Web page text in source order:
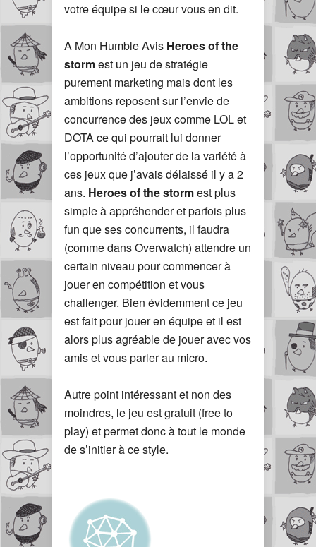
votre équipe si le cœur vous en dit.
A Mon Humble Avis Heroes of the
stormest un jeu de stratégie
purement marketing mais dont les
ambitions reposent sur l’envie de
concurrence des jeux comme LOL et
DOTA ce qui pourrait lui donner
l’opportunité d’ajouter de la variété à
ces jeux que j’avais délaissé il y a 2
ans. Heroes of the stormest plus
simple à appréhender et parfois plus
fun que ses concurrents, il faudra
(comme dans Overwatch) attendre un
certain niveau pour commencer à
jouer en compétition et vous
challenger. Bien évidemment ce jeu
est fait pour jouer en équipe et il est
alors plus agréable de jouer avec vos
amis et vous parler au micro.
Autre point intéressant et non des
moindres, le jeu est gratuit (free to
play) et permet donc à tout le monde
de s’initier à ce style.